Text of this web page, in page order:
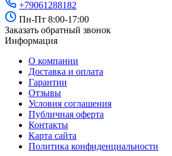
Venucia
Volkswagen
Volvo
+79061288182
Пн-Пт 8:00-17:00
Заказать обратный звонок
Информация
О компании
Доставка и оплата
Гарантии
Отзывы
Условия соглашения
Публичная оферта
Контакты
Карта сайта
Политика конфиденциальности